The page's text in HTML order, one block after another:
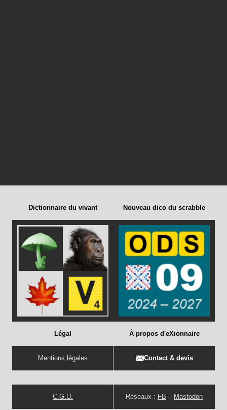
Dictionnaire du vivant Nouveau dico du scrabble
Légal
Mentions légales
C.G.U.
À propos d'eXionnaire
Contact & devis
Réseaux : FB – Mastodon